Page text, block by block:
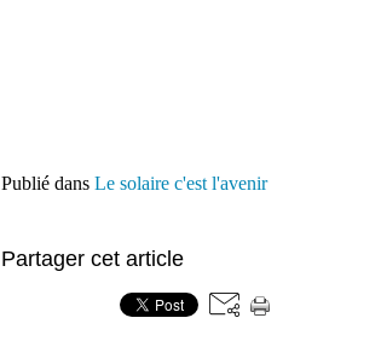
Publié dans Le solaire c'est l'avenir
Partager cet article